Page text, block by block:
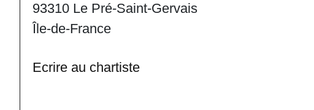
93310 Le Pré-Saint-Gervais
Île-de-France
Ecrire au chartiste